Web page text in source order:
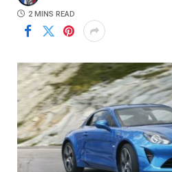
2 MINS READ